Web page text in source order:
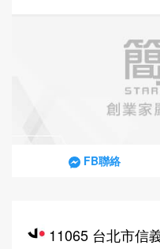
FB聯絡
11065 台北市信